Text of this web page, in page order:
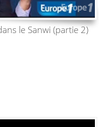
le Sanwi (partie 2)